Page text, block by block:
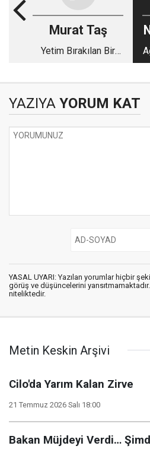
Murat Taş
Yetim Bırakılan Bir
YAZIYA YORUM KAT
YASAL UYARI: Yazılan yorumlar hiçbir
görüş ve düşüncelerini
niteliktedir.
Metin Keskin Arşivi
Cilo'da Yarım Kalan Zirve
21 Temmuz 2026 Salı 18:00
Bakan Müjdeyi Verdi…